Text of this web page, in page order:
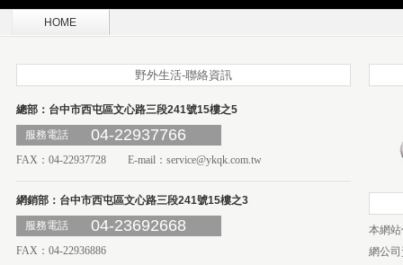
HOME
野外生活-聯絡資訊
總部：台中市西屯區文心路三段241號15樓之5
服務電話
04-22937766
FAX：04-22937728 E-mail： service@ykqk.com.tw
網銷部：台中市西屯區文心路三段241號15樓之3
服務電話
04-23692668
FAX：04-22936886
本網
網公